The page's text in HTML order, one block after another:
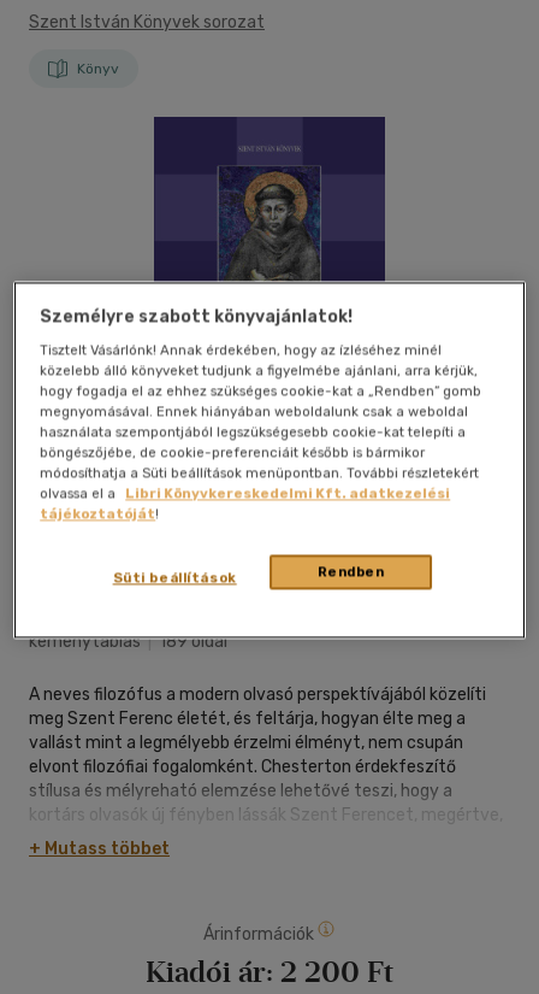
Szent István Könyvek sorozat
Könyv
keménytáblás|189 oldal
A neves filozófus a modern olvasó perspektívájából közelíti
meg Szent Ferenc életét, és feltárja, hogyan élte meg a
vallást mint a legmélyebb érzelmi élményt, nem csupán
elvont filozófiai fogalomként. Chesterton érdekfeszítő
stílusa és mélyreható elemzése lehetővé teszi, hogy a
kortárs olvasók új fényben lássák Szent Ferencet, megértve,
hogy életének ellentmondásai és csodálatos hite miként
formálta a világot. A kötet értékes olvasmány mindazok
inspirálóan hatnak. A szent életének regényes és mélyreható
történetében elmerülve megtapasztalhatjuk, hogyan köt
össze múltat és jelent Szent Ferenc öröksége.
+ Mutass többet
Árinformációk
Kiadói ár: 2 200 Ft
Személyre szabott könyvajánlatok!
Tisztelt Vásárlónk! Annak érdekében, hogy az ízléséhez minél
közelebb álló könyveket tudjunk a figyelmébe ajánlani, arra kérjük,
hogy fogadja el az ehhez szükséges cookie-kat a „Rendben” gomb
megnyomásával. Ennek hiányában weboldalunk csak a weboldal
használata szempontjából legszükségesebb cookie-kat telepíti a
böngészőjébe, de cookie-preferenciáit később is bármikor
módosíthatja a Süti beállítások menüpontban. További részletekért
olvassa el a
Libri Könyvkereskedelmi Kft. adatkezelési
tájékoztatóját!
Rendben
Süti beállítások